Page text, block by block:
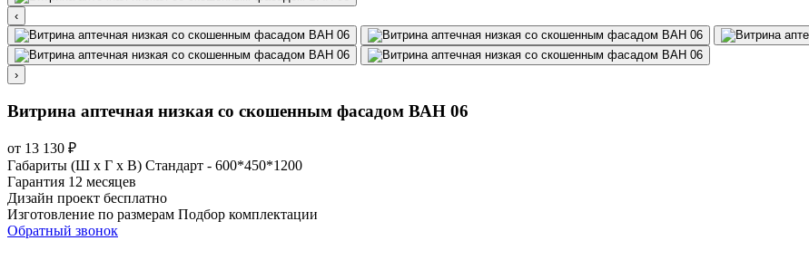
‹
›
Витрина аптечная низкая со скошенным фасадом ВАН 06
от 13 130 ₽
Габариты (Ш х Г х В) Стандарт - 600*450*1200
Гарантия 12 месяцев
Дизайн проект бесплатно
Изготовление по размерам Подбор комплектации
Обратный звонок